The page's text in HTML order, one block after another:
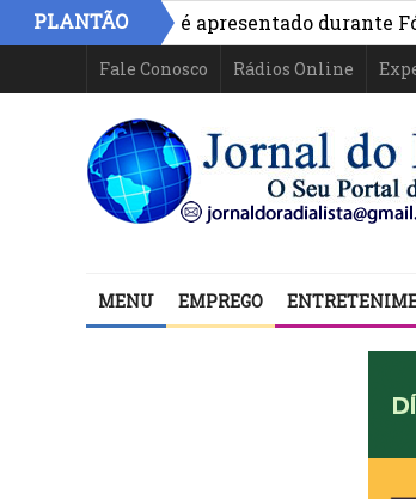
PLANTÃO
na Bahia é apresentado durante Fórum
Fale Conosco Rádios Online
MENU EMPREGO